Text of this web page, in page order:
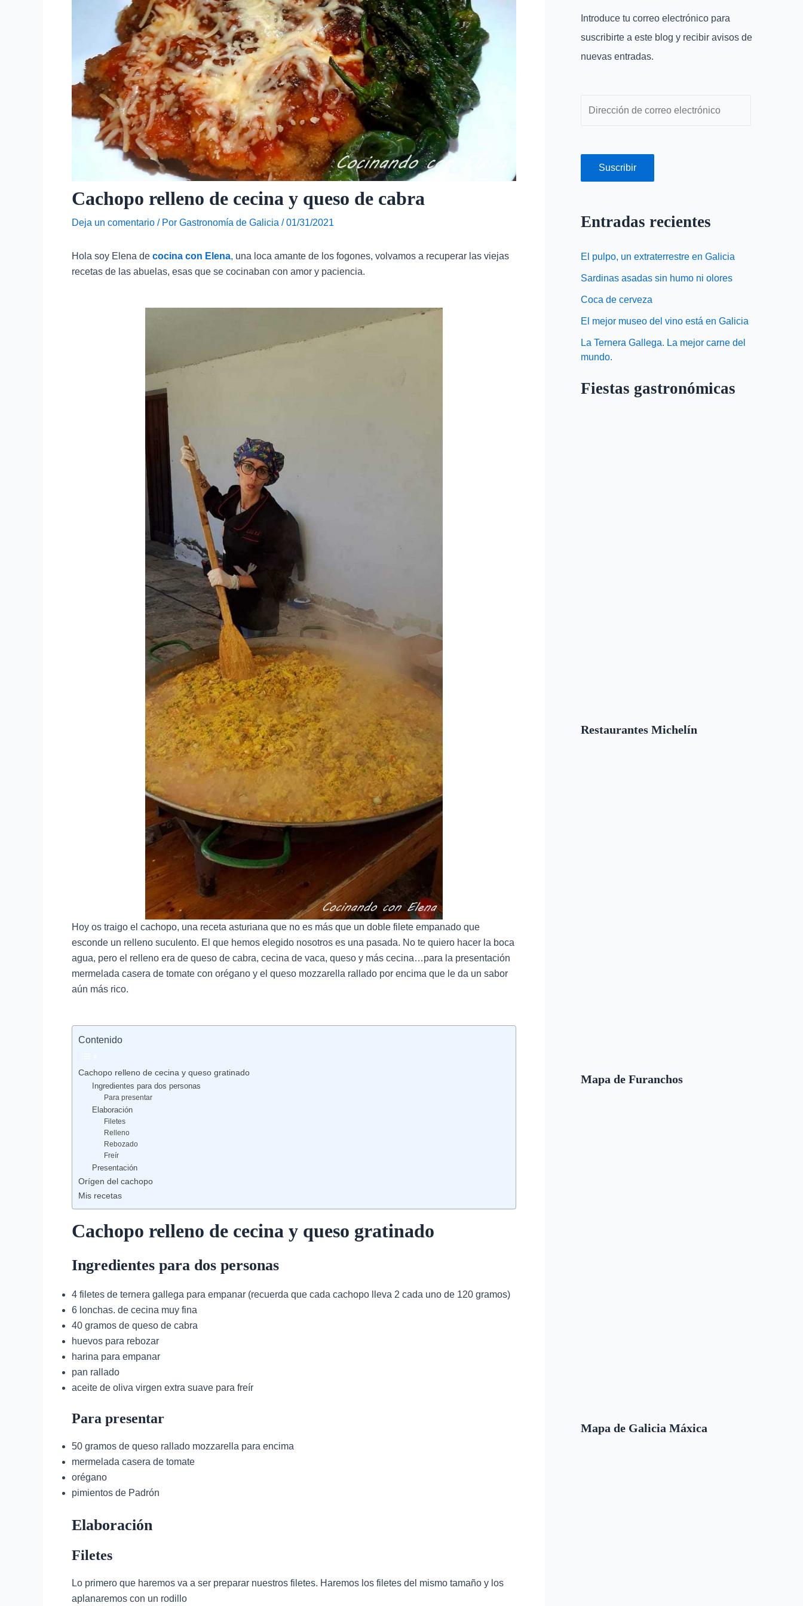
Cachopo relleno de cecina y queso de cabra
Deja un comentario / Por Gastronomía de Galicia /01/31/2021
Hola soy Elena de cocina con Elena, una loca amante de los fogones, volvamos a recuperar las viejas
recetas de las abuelas, esas que se cocinaban con amor y paciencia.
Hoy os traigo el cachopo, una receta asturiana que no es más que un doble filete empanado que
esconde un relleno suculento. El que hemos elegido nosotros es una pasada. No te quiero hacer la boca
agua, pero el relleno era de queso de cabra, cecina de vaca, queso y más cecina…para la presentación
mermelada casera de tomate con orégano y el queso mozzarella rallado por encima que le da un sabor
aún más rico.
Contenido
Cachopo relleno de cecina y queso gratinado
Ingredientes para dos personas
Para presentar
Elaboración
Filetes
Relleno
Rebozado
Freír
Presentación
Orígen del cachopo
Mis recetas
Cachopo relleno de cecina y queso gratinado
Ingredientes para dos personas
4 filetes de ternera gallega para empanar (recuerda que cada cachopo lleva 2 cada uno de 120 gramos)
6 lonchas. de cecina muy fina
40 gramos de queso de cabra
huevos para rebozar
harina para empanar
pan rallado
aceite de oliva virgen extra suave para freír
Para presentar
50 gramos de queso rallado mozzarella para encima
mermelada casera de tomate
orégano
pimientos de Padrón
Elaboración
Filetes
Lo primero que haremos va a ser preparar nuestros filetes. Haremos los filetes del mismo tamaño y los
aplanaremos con un rodillo
p
o
r
Introduce tu correo electrónico para
suscribirte a este blog y recibir avisos de
nuevas entradas.
ó
i
o
Suscribir
Entradas recientes
El pulpo, un extraterrestre en Galicia
Sardinas asadas sin humo ni olores
Coca de cerveza
El mejor museo del vino está en Galicia
La Ternera Gallega. La mejor carne del
mundo.
Fiestas gastronómicas
Restaurantes Michelín
Mapa de Furanchos
Mapa de Galicia Máxica